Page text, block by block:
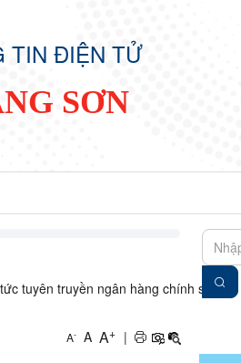
TIN ĐIỆN TỬ
SƠN
tuyên truyền ngân hàng chính sách
A- A A+ |